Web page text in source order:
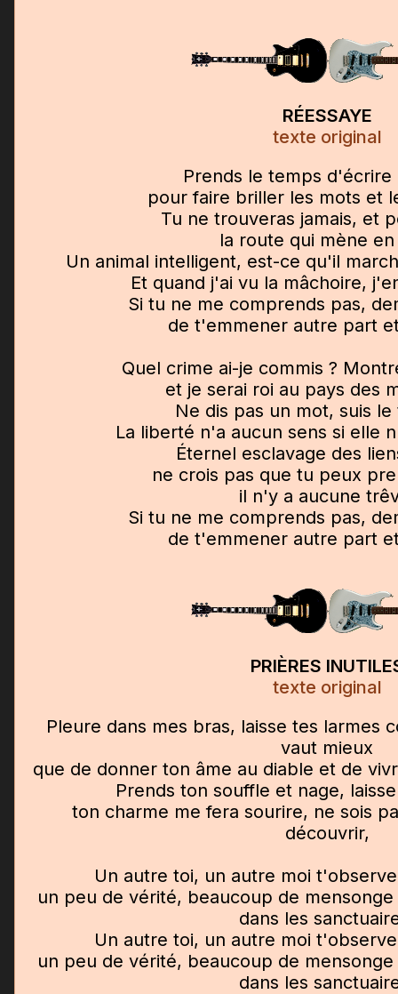
RÉESSAYE
texte original
Prends le temps d'écrire
pour faire briller les mots et
Tu ne trouveras jamais, et
la route qui mène
Un animal intelligent, est-ce qu'il
Et quand j'ai vu la mâchoire,
Si tu ne me comprends pas,
de t'emmener autre part
Quel crime ai-je commis ?
et je serai roi au pays des
Ne dis pas un mot, suis
La liberté n'a aucun sens si elle
Éternel esclavage des
ne crois pas que tu peux
il n'y a aucune
Si tu ne me comprends pas,
de t'emmener autre part
PRIÈRES
texte original
Pleure dans mes bras, laisse tes larmes
vaut mieux
que de donner ton âme au diable et de
Prends ton souffle et nage,
ton charme me fera sourire, ne sois
découvrir,
Un autre toi, un autre moi
un peu de vérité, beaucoup de
dans les
Un autre toi, un autre moi
un peu de vérité, beaucoup de
dans les